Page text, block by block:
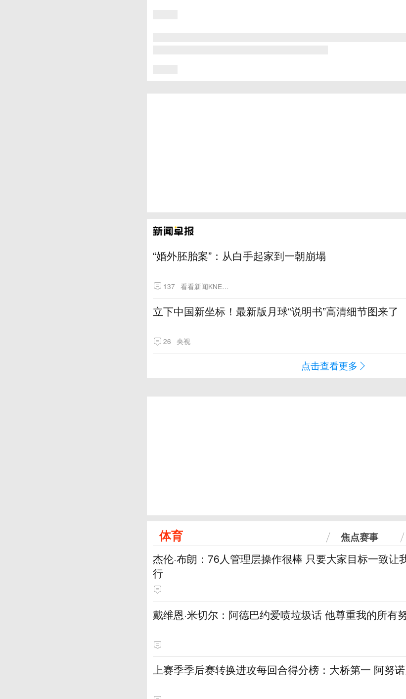
“婚外胚胎案”：从白手起家到一朝崩塌
137 看看新闻KNEWS
立下中国新坐标！最新版月球“说明书”高清细节图来了
26 央视
点击查看更多
体育 焦点赛事
杰伦·布朗：76人管理层操作很棒 只要大家目标一致让
行
戴维恩·米切尔：阿德巴约爱喷垃圾话 他尊重我的所有
上赛季季后赛转换进攻每回合得分榜：大桥第一 阿努